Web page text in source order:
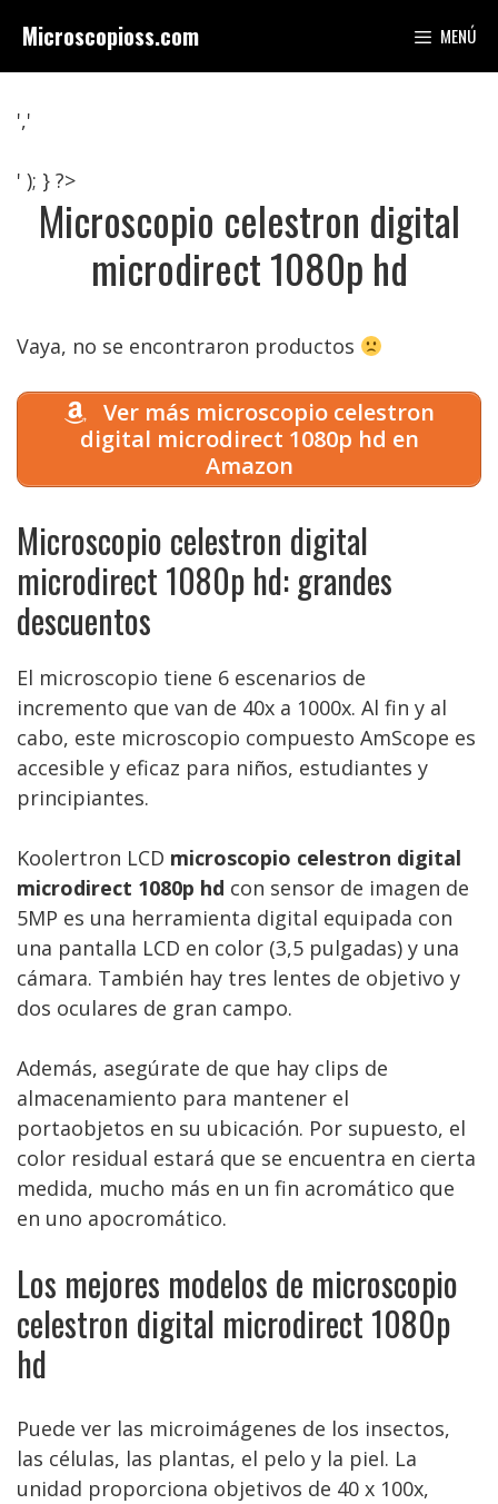
contenido
Microscopioss.com MENÚ
','
' ); } ?>
Microscopio celestron digital
microdirect 1080p hd
Vaya, no se encontraron productos
Ver más microscopio celestron
digital microdirect 1080p hd en
Amazon
Microscopio celestron digital
microdirect 1080p hd: grandes
descuentos
El microscopio tiene 6 escenarios de
incremento que van de 40x a 1000x. Al fin y al
cabo, este microscopio compuesto AmScope es
accesible y eficaz para niños, estudiantes y
principiantes.
Koolertron LCD microscopio celestron digital
microdirect 1080p hd con sensor de imagen de
5MP es una herramienta digital equipada con
una pantalla LCD en color (3,5 pulgadas) y una
cámara. También hay tres lentes de objetivo y
dos oculares de gran campo.
Además, asegúrate de que hay clips de
almacenamiento para mantener el
portaobjetos en su ubicación. Por supuesto, el
color residual estará que se encuentra en cierta
medida, mucho más en un fin acromático que
en uno apocromático.
Los mejores modelos de microscopio
celestron digital microdirect 1080p
hd
Puede ver las microimágenes de los insectos,
las células, las plantas, el pelo y la piel. La
unidad proporciona objetivos de 40 x 100x,